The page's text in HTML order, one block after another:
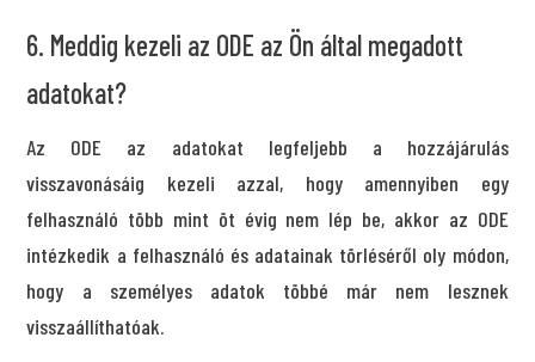
6. Meddig kezeli az ODE az Ön által megadott
adatokat?
Az ODE az adatokat legfeljebb a hozzájárulás
visszavonásáig kezeli azzal, hogy amennyiben egy
felhasználó több mint öt évig nem lép be, akkor az ODE
intézkedik a felhasználó és adatainak törléséről oly módon,
hogy a személyes adatok többé már nem lesznek
visszaállíthatóak.